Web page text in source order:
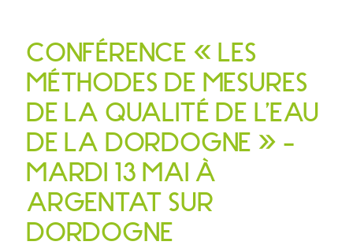
CONFÉRENCE « LES
MÉTHODES DE MESURES
DE LA QUALITÉ DE L’EAU
DE LA DORDOGNE » –
MARDI 13 MAI À
ARGENTAT SUR
DORDOGNE